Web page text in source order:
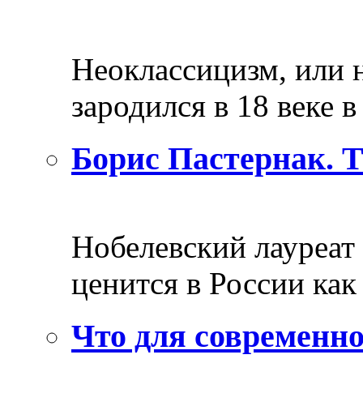
Неоклассицизм, или
зародился в 18 веке
Борис Пастернак.
Нобелевский
ценится в России
Что для